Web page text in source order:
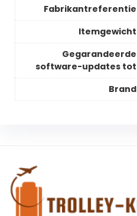
Fabrikantreferentie
Itemgewicht
Gegarandeerde
software-updates tot
Brand